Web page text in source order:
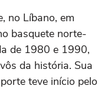
no Líbano, em
basquete norte-
de 1980 e 1990,
da história. Sua
teve início pelo